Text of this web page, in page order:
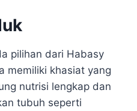
pilihan dari Habasy
memiliki khasiat yang
nutrisi lengkap dan
tubuh seperti